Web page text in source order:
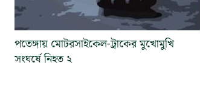
পতেঙ্গায় মোটরসাইকেল-ট্রাকের মুখোমুখি
সংঘর্ষে নিহত ২